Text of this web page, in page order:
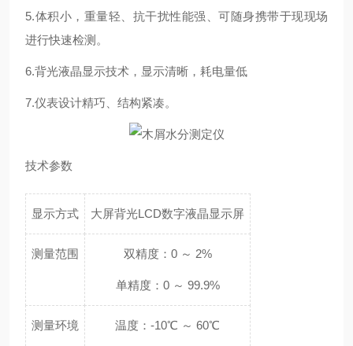
5.体积小，重量轻、抗干扰性能强、可随身携带于现现场
进行快速检测。
6.背光液晶显示技术，显示清晰，耗电量低
7.仪表设计精巧、结构紧凑。
技术参数
显示方式 大屏背光LCD数字液晶显示屏
测量范围 双精度：0 ～ 2%
单精度：0 ～ 99.9%
测量环境 温度：-10℃ ～ 60℃